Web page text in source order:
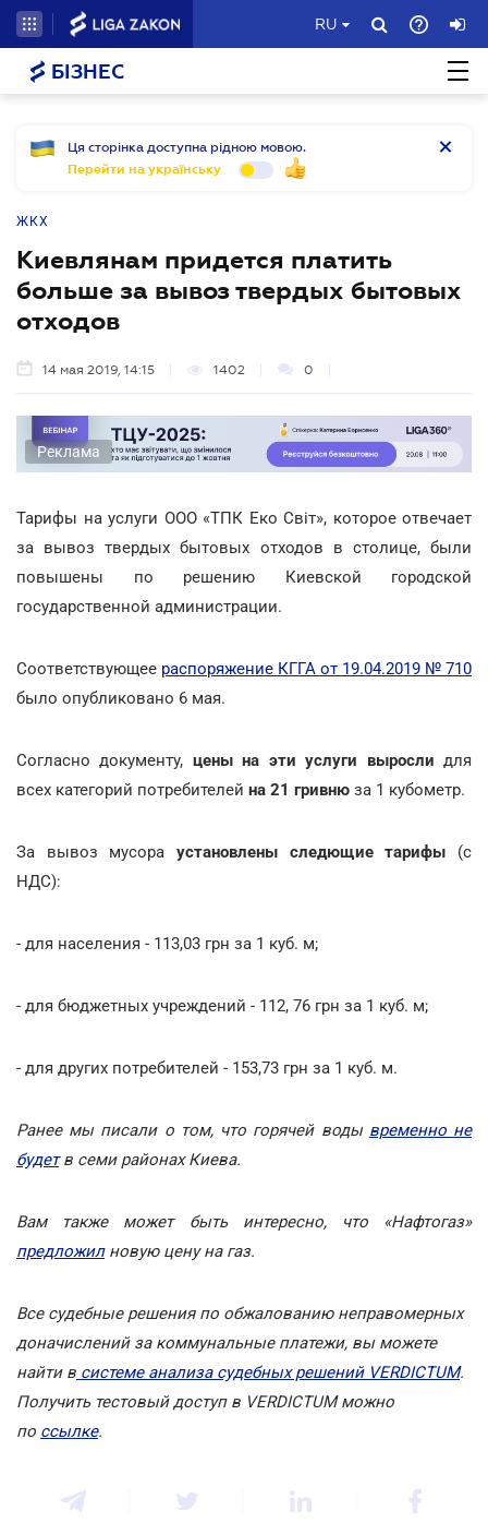
RU
БІЗНЕС
Ця сторінка доступна рідною мовою.
Перейти на українську
ЖКХ
Киевлянам придется платить
больше за вывоз твердых бытовых
отходов
14 мая 2019, 14:15 1402 0
Реклама
Тарифы на услуги ООО «ТПК Еко Світ», которое отвечает
за вывоз твердых бытовых отходов в столице, были
повышены по решению Киевской городской
государственной администрации.
Соответствующее распоряжение КГГА от 19.04.2019 № 710
было опубликовано 6 мая.
Согласно документу, цены на эти услуги выросли для
всех категорий потребителей на 21 гривню за 1 кубометр.
За вывоз мусора установлены следющие тарифы (с
НДС):
- для населения - 113,03 грн за 1 куб. м;
- для бюджетных учреждений - 112, 76 грн за 1 куб. м;
- для других потребителей - 153,73 грн за 1 куб. м.
Ранее мы писали о том, что горячей воды временно не
будетв семи районах Киева.
Вам также может быть интересно, что «Нафтогаз»
предложилновую цену на газ.
Все судебные решения по обжалованию неправомерных
доначислений за коммунальные платежи, вы можете
найти в системе анализа судебных решений VERDICTUM.
Получить тестовый доступ в VERDICTUM можно
по ссылке.